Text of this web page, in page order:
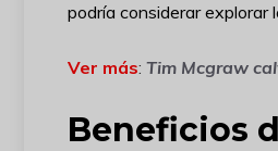
podría considerar explorar
Ver más: Tim Mcgraw
Beneficios